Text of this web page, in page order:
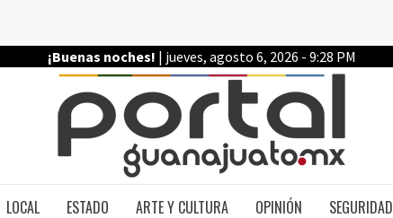
¡Buenas noches! | jueves, agosto 6, 2026 - 9:28 PM
LOCAL ESTADO ARTE Y CULTURA OPINIÓN SEGURIDAD